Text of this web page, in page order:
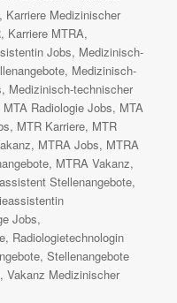
, Karriere Medizinischer
, Karriere MTRA,
Jobs, Medizinisch-
, Medizinisch-
, Medizinisch-technischer
MTA Radiologie Jobs, MTA
, MTR Karriere, MTR
, MTRA Jobs, MTRA
, MTRA Vakanz,
Stellenangebote,
Jobs,
, Radiologietechnologin
,Stellenangebote
,Vakanz Medizinischer